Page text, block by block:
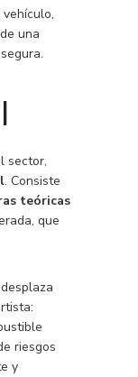
una
sector,
. Consiste
teóricas
que
riesgos
y